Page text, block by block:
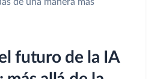
futuro de la IA